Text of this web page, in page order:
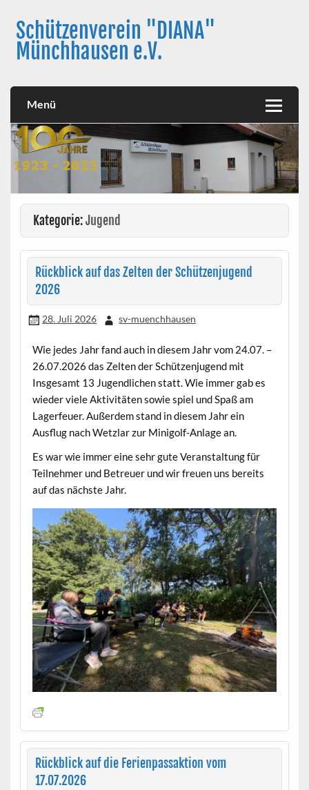
contentSchützenverein "DIANA"
Münchhausen e.V.
Menü
Kategorie:Jugend
Rückblick auf das Zelten der Schützenjugend
2026
28. Juli 2026 sv-muenchhausen
Wie jedes Jahr fand auch in diesem Jahr vom 24.07. –
26.07.2026 das Zelten der Schützenjugend mit
Insgesamt 13 Jugendlichen statt. Wie immer gab es
wieder viele Aktivitäten sowie spiel und Spaß am
Lagerfeuer. Außerdem stand in diesem Jahr ein
Ausflug nach Wetzlar zur Minigolf-Anlage an.
Es war wie immer eine sehr gute Veranstaltung für
Teilnehmer und Betreuer und wir freuen uns bereits
auf das nächste Jahr.
Rückblick auf die Ferienpassaktion vom
17.07.2026